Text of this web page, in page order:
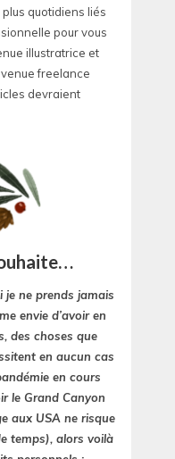
quotidiens liés
pour vous
illustratrice et
freelance
devraient
je ne prends jamais
envie d’avoir en
des choses que
en aucun cas
en cours
le Grand Canyon
aux USA ne risque
temps), alors voilà